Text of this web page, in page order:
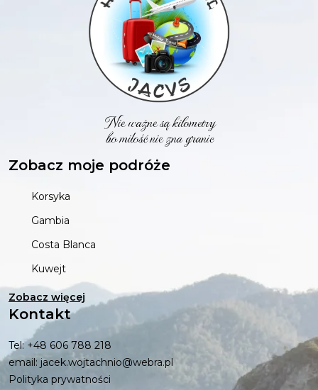
Nie ważne są kilometry
bo miłość nie zna granic
Zobacz moje podróże
Korsyka
Gambia
Costa Blanca
Kuwejt
Zobacz więcej
Kontakt
Tel: +48 606 788 218
email: jacek.wojtachnio@webra.pl
Polityka prywatności